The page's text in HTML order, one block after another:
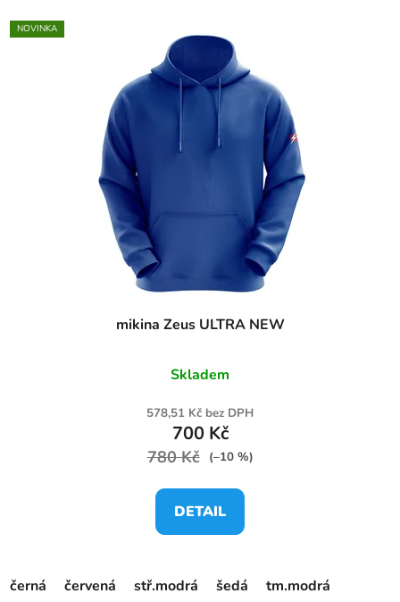
NOVINKA
mikina Zeus ULTRA NEW
Skladem
578,51 Kč bez DPH
700 Kč
780 Kč (–10 %)
DETAIL
černá červená stř.modrá šedá tm.modrá